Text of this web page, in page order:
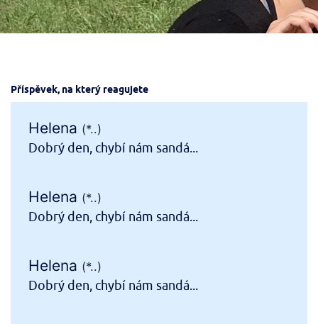
Příspěvek, na který reagujete
Helena (*..)
Dobrý den, chybí nám sandá...
Helena (*..)
Dobrý den, chybí nám sandá...
Helena (*..)
Dobrý den, chybí nám sandá...